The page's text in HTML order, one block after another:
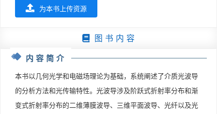
为本书上传资源
图 书 内 容
内容简介
本书以几何光学和电磁场理论为基础，系统阐述了介质光波导
的分析方法和光传输特性。光波导涉及阶跃式折射率分布和渐
变式折射率分布的二维薄膜波导、三维平面波导、光纤以及光